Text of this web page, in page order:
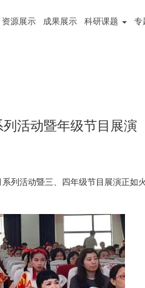
资源展示 成果展示 科研课题 专
活动暨年级节目展演
列活动暨三、四年级节目展演正如